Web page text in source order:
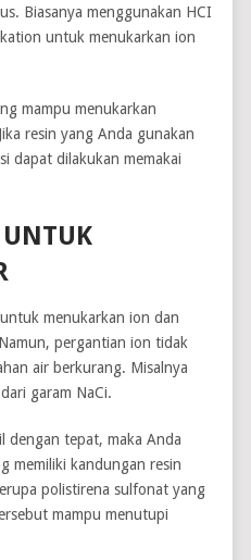
Biasanya menggunakan HCI
untuk menukarkan ion
mampu menukarkan
resin yang Anda gunakan
dapat dilakukan memakai
menukarkan ion dan
pergantian ion tidak
air berkurang. Misalnya
garam NaCi.
dengan tepat, maka Anda
memiliki kandungan resin
polistirena sulfonat yang
mampu menutupi